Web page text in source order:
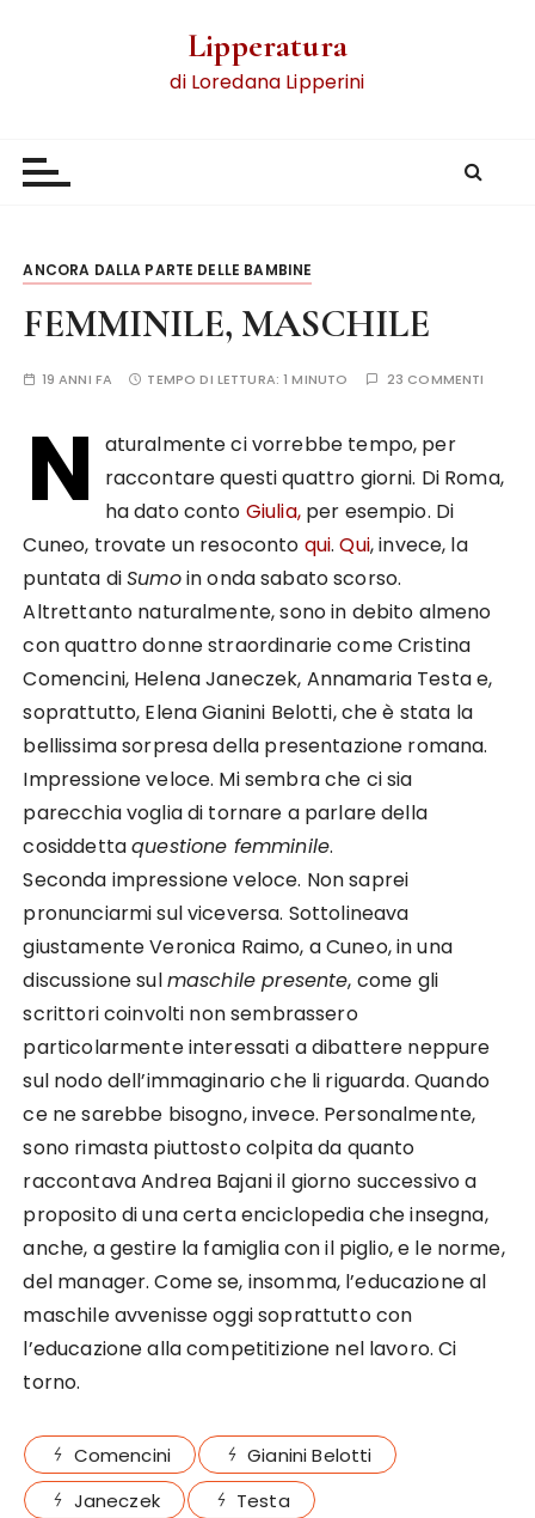
Lipperatura
di Loredana Lipperini
ANCORA DALLA PARTE DELLE BAMBINE
FEMMINILE, MASCHILE
19 ANNI FA TEMPO DI LETTURA:1 MINUTO 23 COMMENTI
N
aturalmente ci vorrebbe tempo, per
raccontare questi quattro giorni. Di Roma,
ha dato conto Giulia,per esempio. Di
Cuneo, trovate un resoconto qui.Qui, invece, la
puntata diSumoin onda sabato scorso.
Altrettanto naturalmente, sono in debito almeno
con quattro donne straordinarie come Cristina
Comencini, Helena Janeczek, Annamaria Testa e,
soprattutto, Elena Gianini Belotti, che è stata la
bellissima sorpresa della presentazione romana.
Impressione veloce. Mi sembra che ci sia
parecchia voglia di tornare a parlare della
cosiddettaquestione femminile.
Seconda impressione veloce. Non saprei
pronunciarmi sul viceversa. Sottolineava
giustamente Veronica Raimo, a Cuneo, in una
discussione sulmaschile presente, come gli
scrittori coinvolti non sembrassero
particolarmente interessati a dibattere neppure
sul nodo dell’immaginario che li riguarda. Quando
ce ne sarebbe bisogno, invece. Personalmente,
sono rimasta piuttosto colpita da quanto
raccontava Andrea Bajani il giorno successivo a
proposito di una certa enciclopedia che insegna,
anche, a gestire la famiglia con il piglio, e le norme,
del manager. Come se, insomma, l’educazione al
maschile avvenisse oggi soprattutto con
l’educazione alla competitizione nel lavoro. Ci
torno.
Comencini
Gianini Belotti
Janeczek
Testa